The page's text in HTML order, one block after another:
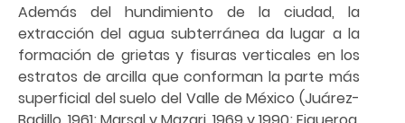
Además del hundimiento de la ciudad, la
extracción del agua subterránea da lugar a la
formación de grietas y fisuras verticales en los
estratos de arcilla que conforman la parte más
superficial del suelo del Valle de México (Juárez-